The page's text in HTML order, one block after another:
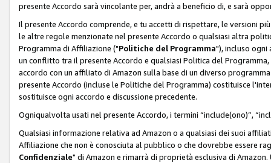
presente Accordo sarà vincolante per, andrà a beneficio di, e sarà
Il presente Accordo comprende, e tu accetti di rispettare, le versioni
le altre regole menzionate nel presente Accordo o qualsiasi altra
Programma di Affiliazione ("Politiche del Programma"), incluso
un conflitto tra il presente Accordo e qualsiasi Politica del
accordo con un affiliato di Amazon sulla base di un diverso
presente Accordo (incluse le Politiche del Programma) costituisce
sostituisce ogni accordo e discussione precedente.
Ogniqualvolta usati nel presente Accordo, i termini “include(ono)”,
Qualsiasi informazione relativa ad Amazon o a qualsiasi dei suoi
Affiliazione che non è conosciuta al pubblico o che dovrebbe essere
Confidenziale" di Amazon e rimarrà di proprietà esclusiva di